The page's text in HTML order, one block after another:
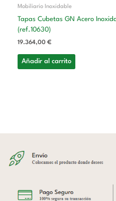
Mobiliario Inoxidable
Tapas Cubetas GN Acero
(ref.10630)
19.364,00 €
Añadir al carrito